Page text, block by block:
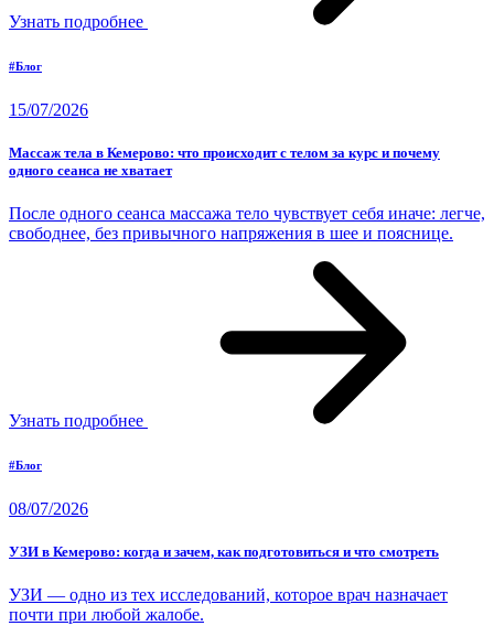
Узнать подробнее
#Блог
15/07/2026
Массаж тела в Кемерово: что происходит с телом за курс и почему
одного сеанса не хватает
После одного сеанса массажа тело чувствует себя иначе: легче,
свободнее, без привычного напряжения в шее и пояснице.
Узнать подробнее
#Блог
08/07/2026
УЗИ в Кемерово: когда и зачем, как подготовиться и что смотреть
УЗИ — одно из тех исследований, которое врач назначает
почти при любой жалобе.